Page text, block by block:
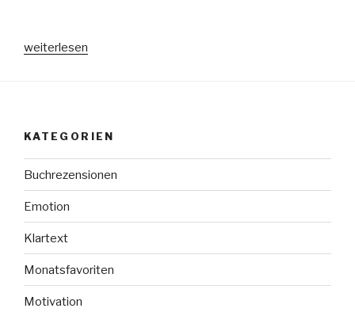
„Fremdoptimierung“
weiterlesen
KATEGORIEN
Buchrezensionen
Emotion
Klartext
Monatsfavoriten
Motivation